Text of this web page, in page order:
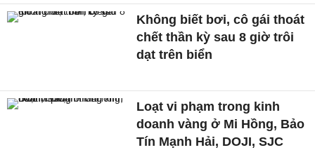
Không biết bơi, cô gái thoát
chết thần kỳ sau 8 giờ trôi
dạt trên biển
Loạt vi phạm trong kinh
doanh vàng ở Mi Hồng, Bảo
Tín Mạnh Hải, DOJI, SJC